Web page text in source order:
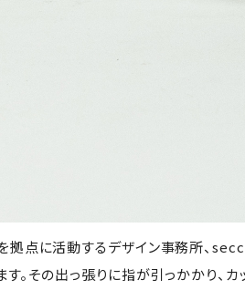
拠点に活動するデザイン事務所、
す。その出っ張りに指が引っかかり、